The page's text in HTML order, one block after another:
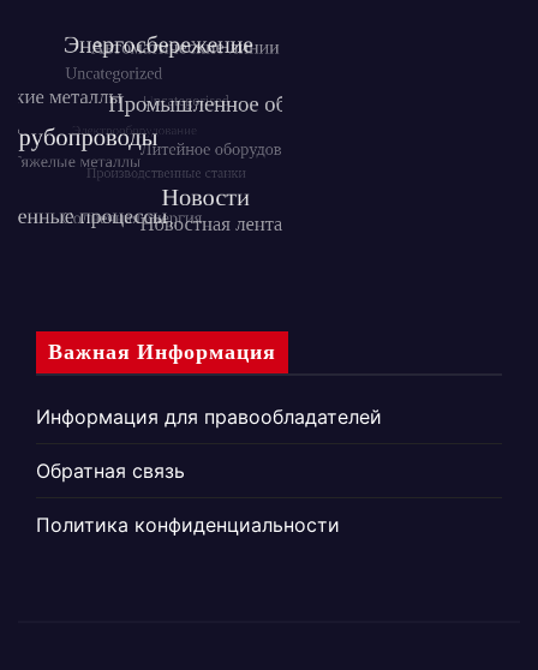
Важная Информация
Информация для правообладателей
Обратная связь
Политика конфиденциальности